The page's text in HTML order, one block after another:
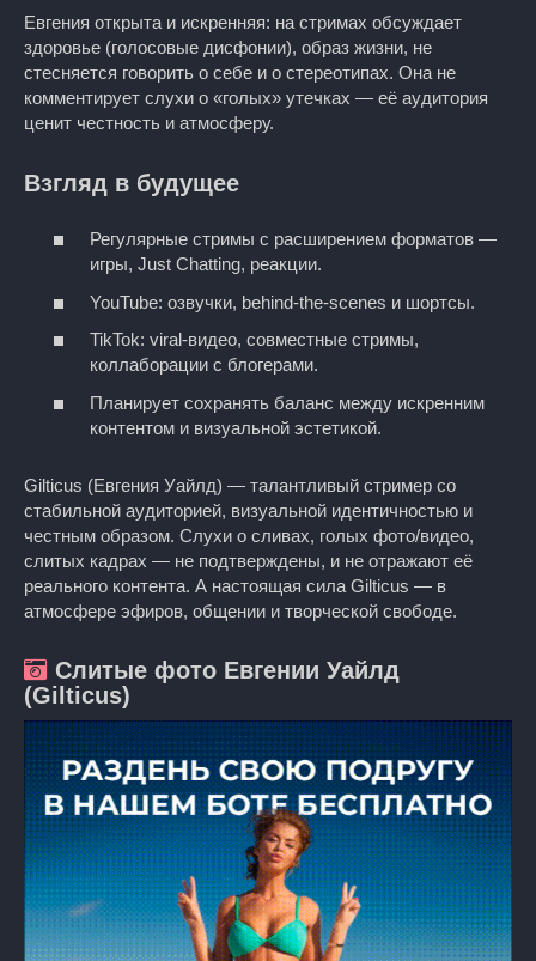
Евгения открыта и искренняя: на стримах обсуждает
здоровье (голосовые дисфонии), образ жизни, не
стесняется говорить о себе и о стереотипах. Она не
комментирует слухи о «голых» утечках — её аудитория
ценит честность и атмосферу.
Взгляд в будущее
Регулярные стримы с расширением форматов —
игры, Just Chatting, реакции.
YouTube: озвучки, behind‑the‑scenes и шортсы.
TikTok: viral-видео, совместные стримы,
коллаборации с блогерами.
Планирует сохранять баланс между искренним
контентом и визуальной эстетикой.
Gilticus (Евгения Уайлд) — талантливый стример со
стабильной аудиторией, визуальной идентичностью и
честным образом. Слухи о сливах, голых фото/видео,
слитых кадрах — не подтверждены, и не отражают её
реального контента. А настоящая сила Gilticus — в
атмосфере эфиров, общении и творческой свободе.
Слитые фото Евгении Уайлд
(Gilticus)